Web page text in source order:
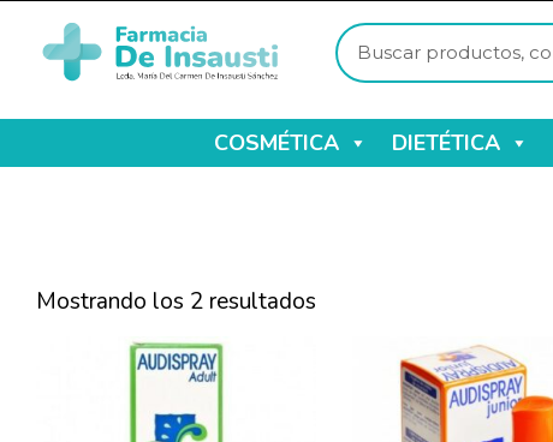
COSMÉTICA DIETÉTICA
Mostrando los 2 resultados